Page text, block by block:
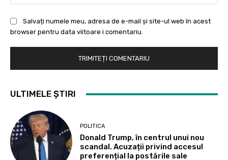
Salvați numele meu, adresa de e-mail și site-ul web în acest
browser pentru data viitoare i comentariu.
ULTIMELE ȘTIRI
POLITICA
Donald Trump, în centrul unui nou
scandal. Acuzații privind accesul
preferențial la postările sale